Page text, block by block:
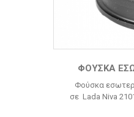
ΦΟΎΣΚΑ
Φούσκα
σε Lada Niva